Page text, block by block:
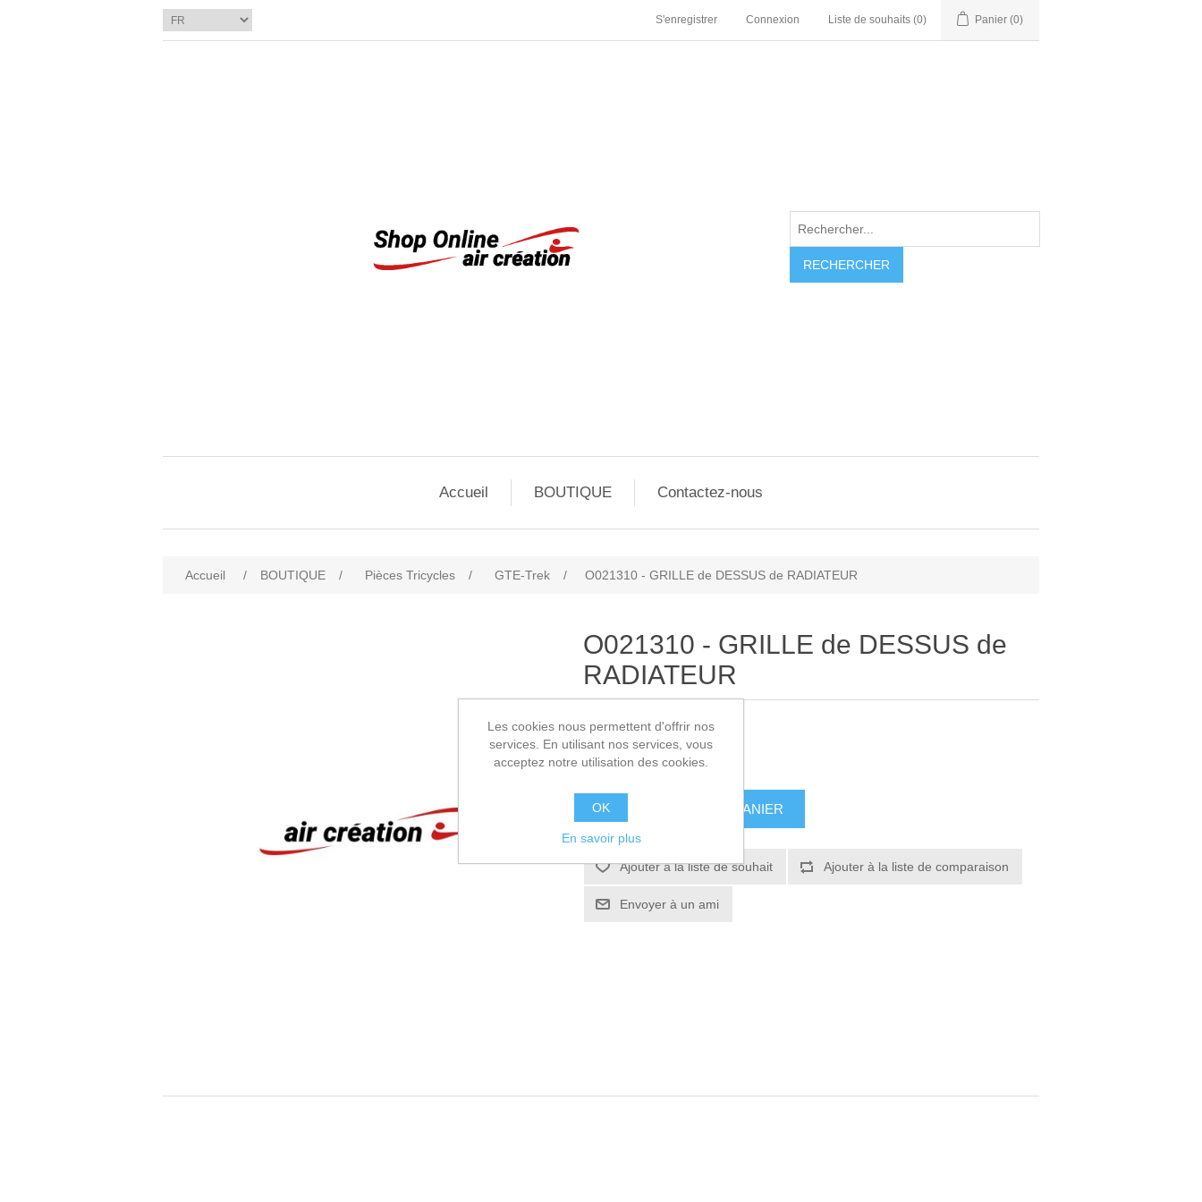
S'enregistrer Connexion Liste de souhaits (0) Panier (0)
RECHERCHER
Accueil BOUTIQUE Contactez-nous
Accueil / BOUTIQUE / Pièces Tricycles / GTE-Trek / O021310 - GRILLE de DESSUS de RADIATEUR
O021310 - GRILLE de DESSUS de
RADIATEUR
SKU: O021310
35,00€ HT
AJOUTER AU PANIER
Ajouter à la liste de souhait Ajouter à la liste de comparaison
Envoyer à un ami
Les cookies nous permettent d'offrir nos
services. En utilisant nos services, vous
acceptez notre utilisation des cookies.
OK
En savoir plus